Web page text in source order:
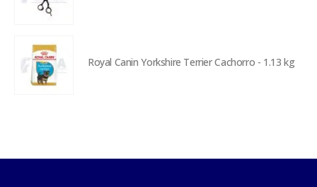
Royal Canin Yorkshire Terrier Cachorro - 1.13 kg